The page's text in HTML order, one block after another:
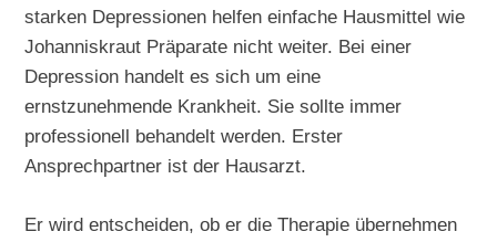
starken Depressionen helfen einfache Hausmittel wie
Johanniskraut Präparate nicht weiter. Bei einer
Depression handelt es sich um eine
ernstzunehmende Krankheit. Sie sollte immer
professionell behandelt werden. Erster
Ansprechpartner ist der Hausarzt.
Er wird entscheiden, ob er die Therapie übernehmen